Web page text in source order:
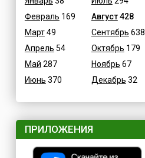
Февраль 169
Март49
Апрель 54
Май 287
Июнь 370
Август428
Сентябрь 638
Октябрь 179
Ноябрь 67
Декабрь 32
ПРИЛОЖЕНИЯ